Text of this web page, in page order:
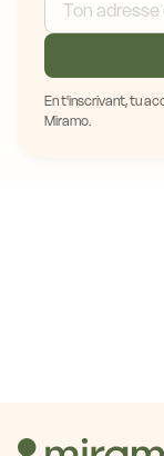
En t'inscrivant, tu
Miramo.